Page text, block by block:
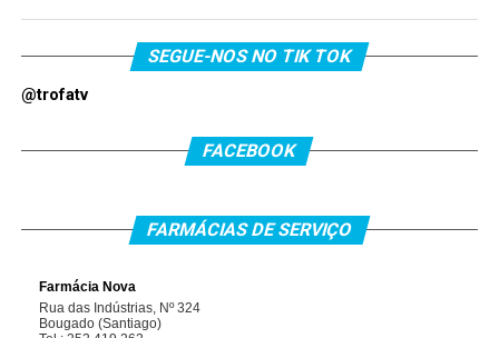
SEGUE-NOS NO TIK TOK
@trofatv
FACEBOOK
FARMÁCIAS DE SERVIÇO